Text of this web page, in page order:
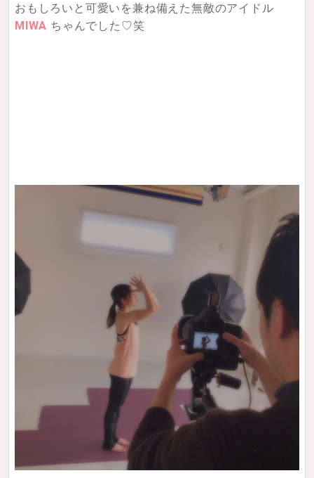
おもしろいと可愛いを兼ね備えた無敵のアイドル
MIWA ちゃんでした♡笑